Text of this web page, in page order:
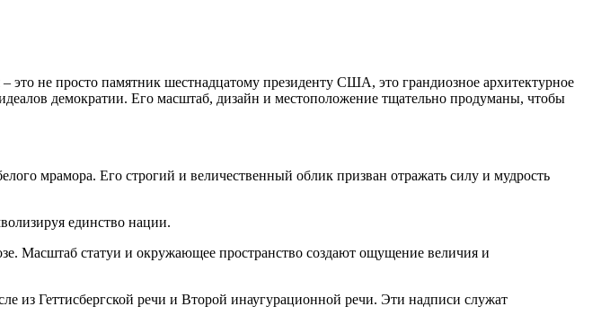
не просто памятник шестнадцатому президенту США, это грандиозное архитектурное
демократии. Его масштаб, дизайн и местоположение тщательно продуманы, чтобы
мрамора. Его строгий и величественный облик призван отражать силу и мудрость
единство нации.
Масштаб статуи и окружающее пространство создают ощущение величия и
из Геттисбергской речи и Второй инаугурационной речи. Эти надписи служат